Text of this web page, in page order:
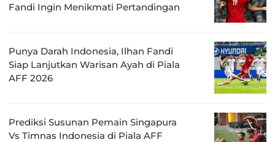
Fandi Ingin Menikmati Pertandingan
Punya Darah Indonesia, Ilhan Fandi
Siap Lanjutkan Warisan Ayah di Piala
AFF 2026
Prediksi Susunan Pemain Singapura
Vs Timnas Indonesia di Piala AFF